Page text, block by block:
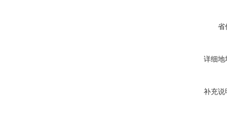
省
详细地
补充说